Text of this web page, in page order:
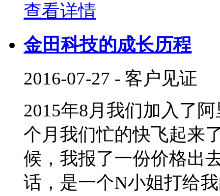
查看详情
金田科技的成长历程
2016-07-27 - 客户见证
2015年8月我们加入了
个月我们忙的快飞起来
候，我报了一份价格出
话，是一个N小姐打给